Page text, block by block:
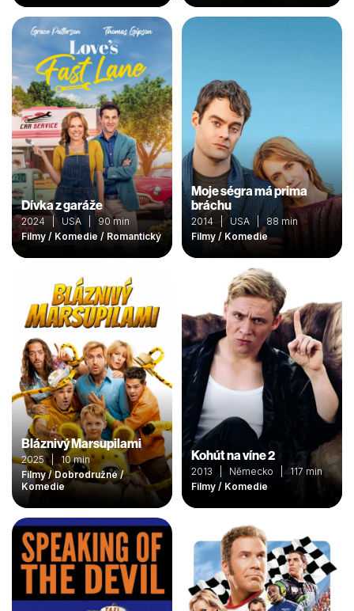
Dívka z garáže
2024 | USA | 90 min
Filmy / Komedie / Romantický
Moje ségra má prima
bráchu
2014 | USA | 88 min
Filmy / Komedie
Bláznivý Marsupilami
2025 | 10 min
Filmy / Dobrodružné /
Komedie
Kohút na víne 2
2013 | Německo | 117 min
Filmy / Komedie